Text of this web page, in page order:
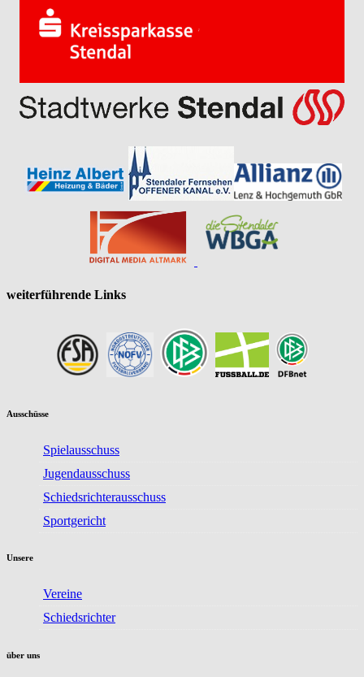
weiterführende Links
Ausschüsse
Spielausschuss
Jugendausschuss
Schiedsrichterausschuss
Sportgericht
Unsere
Vereine
Schiedsrichter
über uns